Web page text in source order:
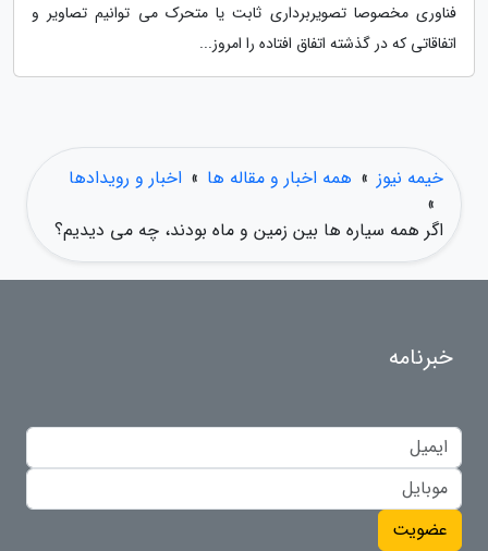
فناوری مخصوصا تصویربرداری ثابت یا متحرک می توانیم تصاویر و
اتفاقاتی که در گذشته اتفاق افتاده را امروز...
خیمه نیوز » همه اخبار و مقاله ها » اخبار و رویدادها
»
اگر همه سیاره ها بین زمین و ماه بودند، چه می دیدیم؟
خبرنامه
عضویت